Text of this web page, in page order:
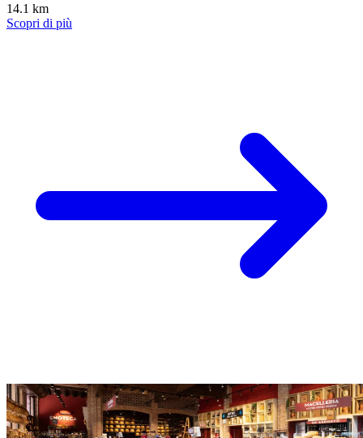
14.1 km
Scopri di più